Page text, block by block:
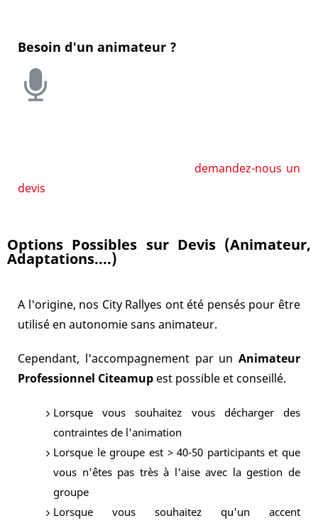
Besoin d'un animateur ?
demandez-nous un
devis
Options Possibles sur Devis (Animateur,
Adaptations....)
A l'origine, nos City Rallyes ont été pensés pour être
utilisé en autonomie sans animateur.
Cependant, l'accompagnement par un Animateur
Professionnel Citeamup est possible et conseillé.
Lorsque vous souhaitez vous décharger des
contraintes de l'animation
Lorsque le groupe est > 40-50 participants et que
vous n'êtes pas très à l'aise avec la gestion de
groupe
Lorsque vous souhaitez qu'un accent